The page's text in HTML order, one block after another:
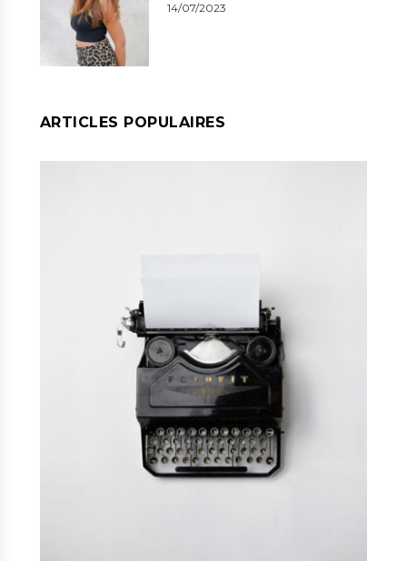
14/07/2023
ARTICLES POPULAIRES